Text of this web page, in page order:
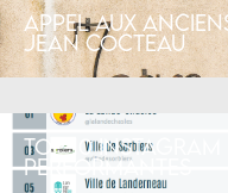
Appel aux
Jean Cocteau
Top 10
performantes